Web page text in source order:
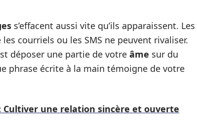
s’effacent aussi vite qu’ils apparaissent. Les
les courriels ou les SMS ne peuvent rivaliser.
déposer une partie de votre âme sur du
phrase écrite à la main témoigne de votre
Cultiver une relation sincère et ouverte